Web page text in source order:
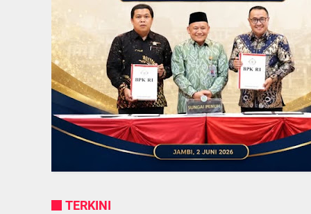
TERKINI